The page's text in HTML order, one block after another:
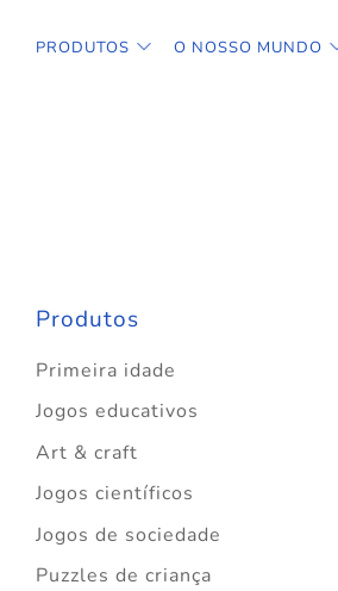
PRODUTOS O NOSSO MUNDO
Produtos
Primeira idade
Jogos educativos
Art & craft
Jogos científicos
Jogos de sociedade
Puzzles de criança